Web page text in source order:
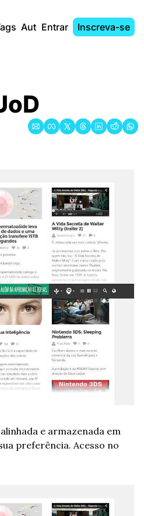
AutoresEntrar Inscreva-se
e armazenada em
preferência. Acesso no